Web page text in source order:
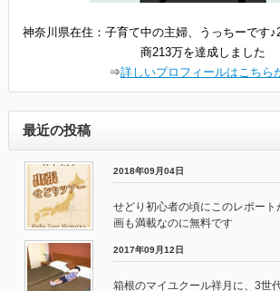
神奈川県在住：子育て中の主婦、うっちーです
商213万を達成しました
⇒詳しいプロフィールはこちら
最近の投稿
2018年09月04日
せどり初心者の頃にこのレポー
画も満載なのに無料です
2017年09月12日
箱根のマイユクール祥月に、3世